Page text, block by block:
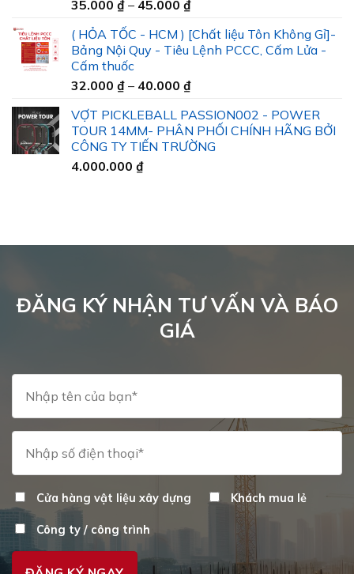
35.000 ₫ – 45.000 ₫Khoảng
từ
35.000 ₫
45.000 ₫
( HỎA TỐC - HCM ) [Chất liệu Tôn Không Gỉ]-
Bảng Nội Quy - Tiêu Lệnh PCCC, Cấm Lửa -
Cấm thuốc
32.000 ₫ – 40.000 ₫Khoảng
từ
32.000 ₫
đến
VỢT PICKLEBALL PASSION002 - POWER
TOUR 14MM- PHÂN PHỐI CHÍNH HÃNG BỞI
CÔNG TY TIẾN TRƯỜNG
4.000.000 ₫
ĐĂNG KÝ NHẬN TƯ VẤN VÀ BÁO
GIÁ
Cửa hàng vật liệu xây dựng Khách mua lẻ
Công ty / công trình